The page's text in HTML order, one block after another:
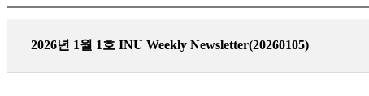
2026년 1월 1호 INU Weekly Newsletter(20260105)